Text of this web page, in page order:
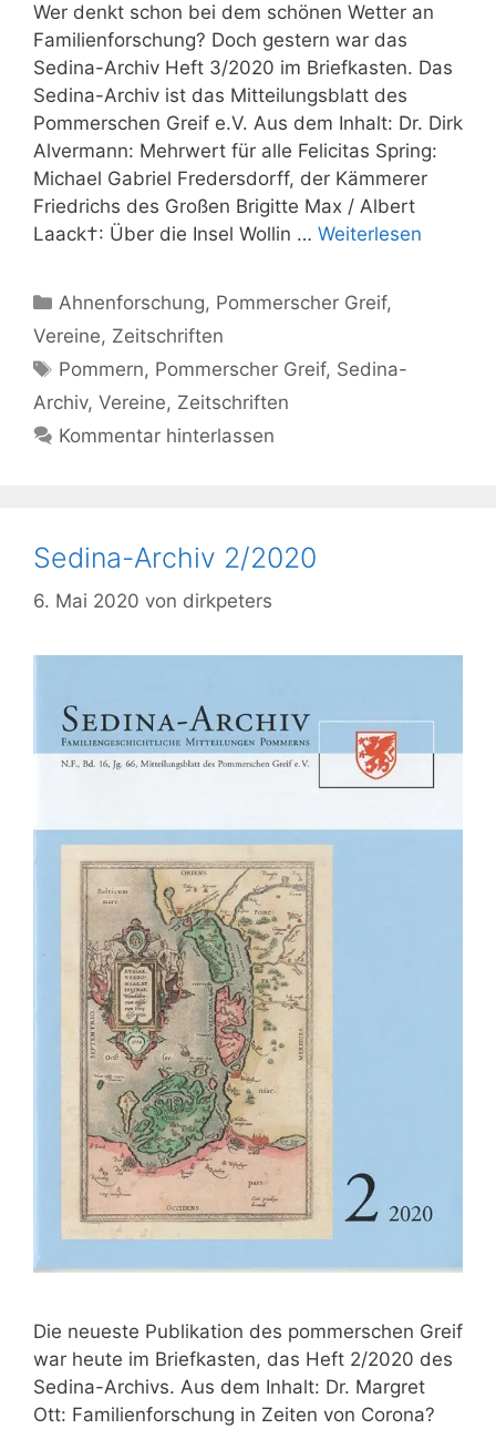
Wer denkt schon bei dem schönen Wetter an
Familienforschung? Doch gestern war das
Sedina-Archiv Heft 3/2020 im Briefkasten. Das
Sedina-Archiv ist das Mitteilungsblatt des
Pommerschen Greif e.V. Aus dem Inhalt: Dr. Dirk
Alvermann: Mehrwert für alle Felicitas Spring:
Michael Gabriel Fredersdorff, der Kämmerer
Friedrichs des Großen Brigitte Max / Albert
Laack†: Über die Insel Wollin … Weiterlesen
Kategorien
Ahnenforschung, Pommerscher Greif,
Vereine, Zeitschriften
Schlagwörter
Pommern, Pommerscher Greif, Sedina-
Archiv, Vereine, Zeitschriften
Kommentar hinterlassen
Sedina-Archiv 2/2020
6. Mai 2020 von dirkpeters
Die neueste Publikation des pommerschen Greif
war heute im Briefkasten, das Heft 2/2020 des
Sedina-Archivs. Aus dem Inhalt: Dr. Margret
Ott: Familienforschung in Zeiten von Corona?